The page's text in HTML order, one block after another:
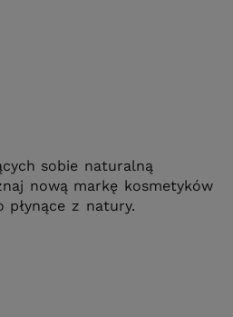
sobie naturalną
nową markę kosmetyków
płynące z natury.